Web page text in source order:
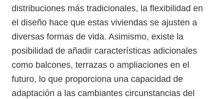
distribuciones más tradicionales, la flexibilidad en
el diseño hace que estas viviendas se ajusten a
diversas formas de vida. Asimismo, existe la
posibilidad de añadir características adicionales
como balcones, terrazas o ampliaciones en el
futuro, lo que proporciona una capacidad de
adaptación a las cambiantes circunstancias del